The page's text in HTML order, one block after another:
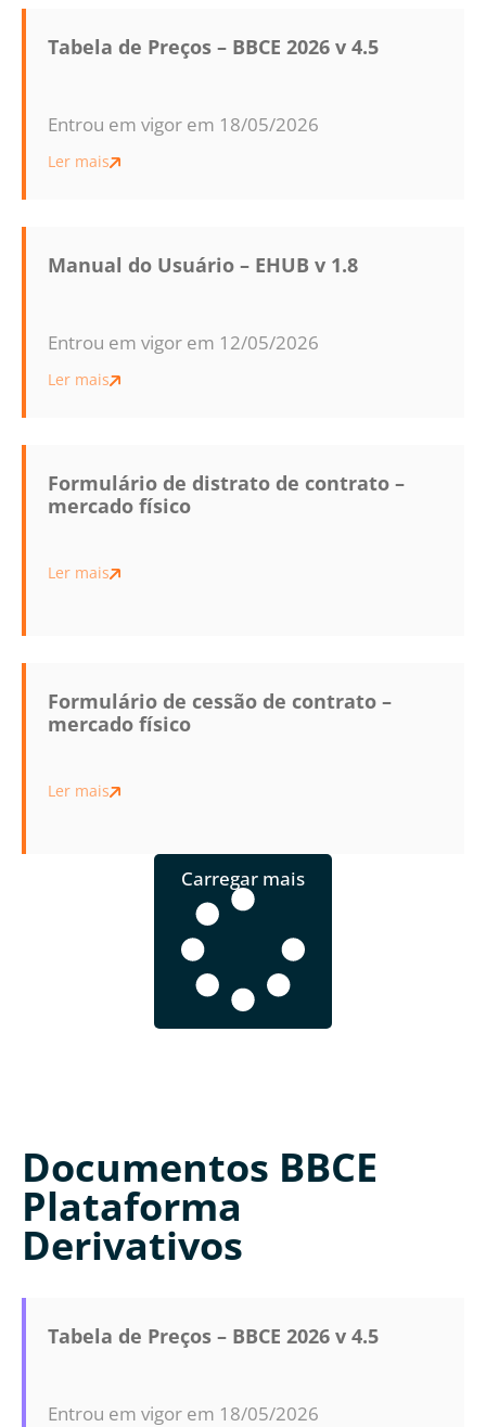
Tabela de Preços – BBCE 2026 v 4.5
Entrou em vigor em 18/05/2026
Ler mais
Manual do Usuário – EHUB v 1.8
Entrou em vigor em 12/05/2026
Ler mais
Formulário de distrato de contrato –
mercado físico
Ler mais
Formulário de cessão de contrato –
mercado físico
Ler mais
Carregar mais
Documentos BBCE
Plataforma
Derivativos
Tabela de Preços – BBCE 2026 v 4.5
Entrou em vigor em 18/05/2026